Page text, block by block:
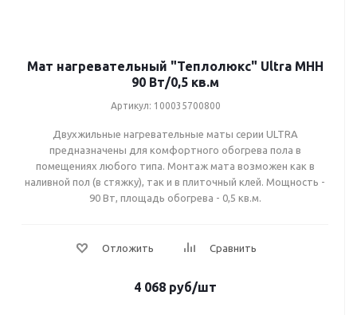
Мат нагревательный "Теплолюкс" Ultra МНН
90 Вт/0,5 кв.м
Артикул: 100035700800
Двухжильные нагревательные маты серии ULTRA
предназначены для комфортного обогрева пола в
помещениях любого типа. Монтаж мата возможен как в
наливной пол (в стяжку), так и в плиточный клей. Мощность -
90 Вт, площадь обогрева - 0,5 кв.м.
4 068 руб/шт